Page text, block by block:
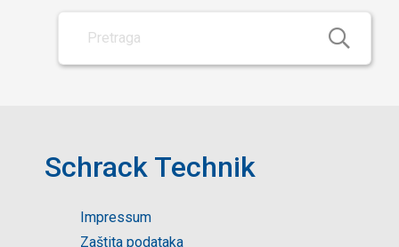
Schrack Technik
Impressum
Zaštita podataka